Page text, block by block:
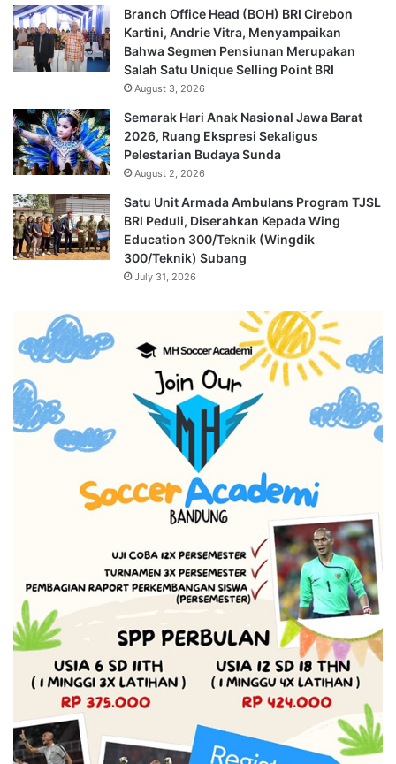
Branch Office Head (BOH) BRI Cirebon
Kartini, Andrie Vitra, Menyampaikan
Bahwa Segmen Pensiunan Merupakan
Salah Satu Unique Selling Point BRI
August 3, 2026
Semarak Hari Anak Nasional Jawa Barat
2026, Ruang Ekspresi Sekaligus
Pelestarian Budaya Sunda
August 2, 2026
Satu Unit Armada Ambulans Program TJSL
BRI Peduli, Diserahkan Kepada Wing
Education 300/Teknik (Wingdik
300/Teknik) Subang
July 31, 2026